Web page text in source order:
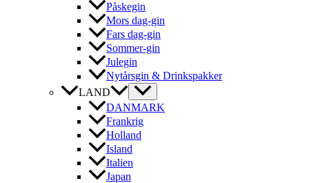
Påskegin
Mors dag-gin
Fars dag-gin
Sommer-gin
Julegin
Nytårsgin & Drinkspakker
LAND
DANMARK
Frankrig
Holland
Island
Italien
Japan